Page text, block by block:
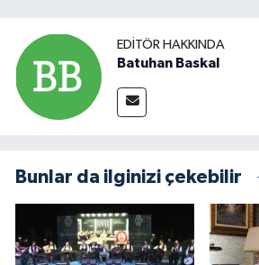
EDITÖR HAKKINDA
Batuhan Baskal
Bunlar da ilginizi çekebilir